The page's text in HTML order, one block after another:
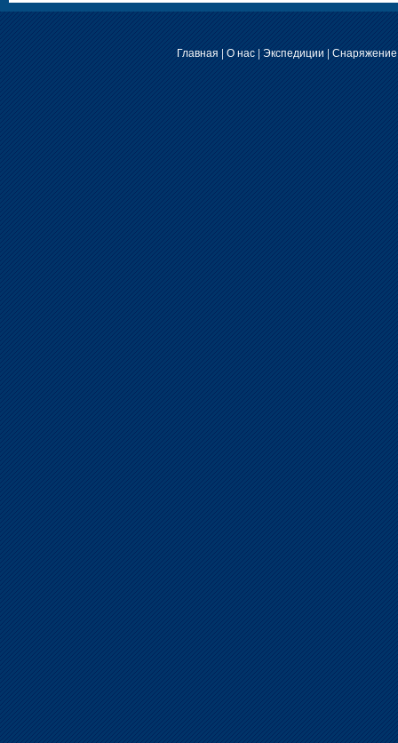
Главная | О нас| Экспедиции | Снаряжение